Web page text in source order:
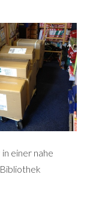
einer nahe